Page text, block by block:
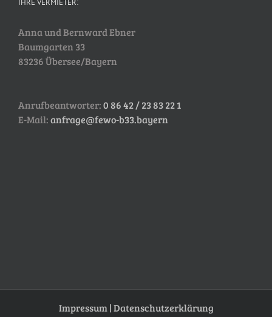
Anna und Bernward Ebner
Baumgarten 33
83236 Übersee/Bayern
Anrufbeantworter:0 86 42 / 23 83 22 1
E-Mail:anfrage@fewo-b33.bayern
Impressum |Datenschutzerklärung